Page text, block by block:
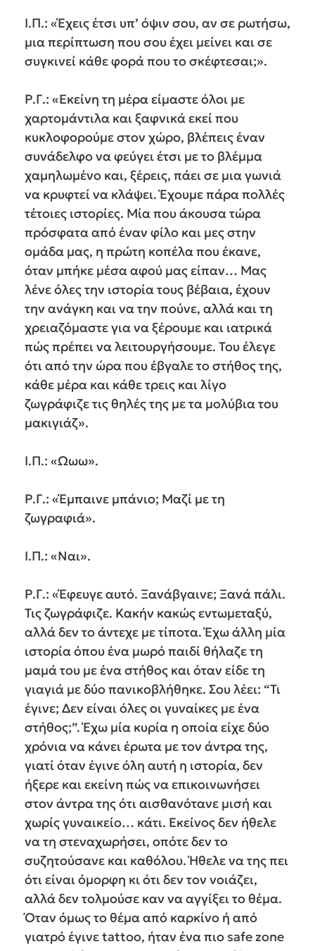
Ι.Π.: «Έχεις έτσι υπ’ όψιν σου, αν σε ρωτήσω,
μια περίπτωση που σου έχει μείνει και σε
συγκινεί κάθε φορά που το σκέφτεσαι;».
Ρ.Γ.: «Εκείνη τη μέρα είμαστε όλοι με
χαρτομάντιλα και ξαφνικά εκεί που
κυκλοφορούμε στον χώρο, βλέπεις έναν
συνάδελφο να φεύγει έτσι με το βλέμμα
χαμηλωμένο και, ξέρεις, πάει σε μια γωνιά
να κρυφτεί να κλάψει. Έχουμε πάρα πολλές
τέτοιες ιστορίες. Μία που άκουσα τώρα
πρόσφατα από έναν φίλο και μες στην
ομάδα μας, η πρώτη κοπέλα που έκανε,
όταν μπήκε μέσα αφού μας είπαν… Μας
λένε όλες την ιστορία τους βέβαια, έχουν
την ανάγκη και να την πούνε, αλλά και τη
χρειαζόμαστε για να ξέρουμε και ιατρικά
πώς πρέπει να λειτουργήσουμε. Του έλεγε
ότι από την ώρα που έβγαλε το στήθος της,
κάθε μέρα και κάθε τρεις και λίγο
ζωγράφιζε τις θηλές της με τα μολύβια του
μακιγιάζ».
Ι.Π.: «Ωωω».
Ρ.Γ.: «Έμπαινε μπάνιο; Μαζί με τη
ζωγραφιά».
Ι.Π.: «Ναι».
Ρ.Γ.: «Έφευγε αυτό. Ξανάβγαινε; Ξανά πάλι.
Τις ζωγράφιζε. Κακήν κακώς εντωμεταξύ,
αλλά δεν το άντεχε με τίποτα. Έχω άλλη μία
ιστορία όπου ένα μωρό παιδί θήλαζε τη
μαμά του με ένα στήθος και όταν είδε τη
γιαγιά με δύο πανικοβλήθηκε. Σου λέει: “Τι
έγινε; Δεν είναι όλες οι γυναίκες με ένα
στήθος;”. Έχω μία κυρία η οποία είχε δύο
χρόνια να κάνει έρωτα με τον άντρα της,
γιατί όταν έγινε όλη αυτή η ιστορία, δεν
ήξερε και εκείνη πώς να επικοινωνήσει
στον άντρα της ότι αισθανότανε μισή και
χωρίς γυναικείο… κάτι. Εκείνος δεν ήθελε
να τη στεναχωρήσει, οπότε δεν το
συζητούσανε και καθόλου. Ήθελε να της πει
ότι είναι όμορφη κι ότι δεν τον νοιάζει,
αλλά δεν τολμούσε καν να αγγίξει το θέμα.
Όταν όμως το θέμα από καρκίνο ή από
γιατρό έγινε tattoo, ήταν ένα πιο safe zone